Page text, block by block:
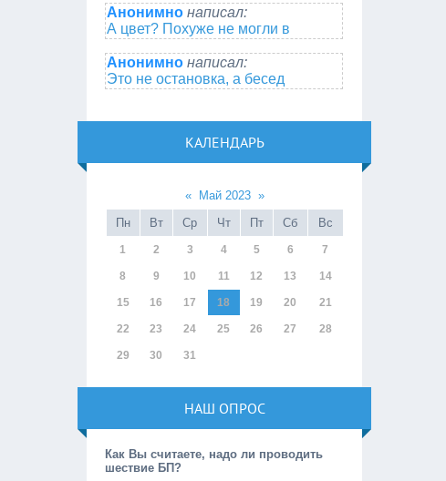
Анонимно написал:
А цвет? Похуже не могли в
Анонимно написал:
Это не остановка, а бесед
КАЛЕНДАРЬ
« Май 2023 »
Пн
Вт Ср Чт Пт Сб Вс
1 2 3 4 5 6 7
8 9 10 11 12 13 14
15 16 17 18 19 20 21
22 23 24 25 26 27 28
29 30 31
НАШ ОПРОС
Как Вы считаете, надо ли проводить
шествие БП?